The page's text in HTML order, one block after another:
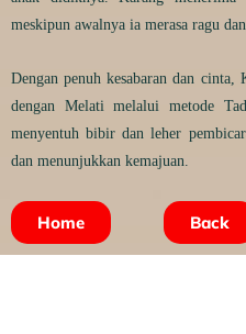
meskipun awalnya ia merasa ragu
Dengan penuh kesabaran dan cinta,
dengan Melati melalui metode
menyentuh bibir dan leher
dan menunjukkan kemajuan.
Home Back